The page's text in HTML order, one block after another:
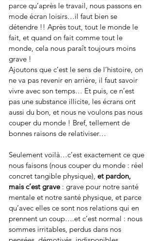
parce qu’après le travail, nous passons en
mode écran loisirs…il faut bien se
détendre !! Après tout, tout le monde le
fait, et quand on fait comme tout le
monde, cela nous paraît toujours moins
grave !
Ajoutons que c’est le sens de l’histoire, on
ne va pas revenir en arrière, il faut savoir
vivre avec son temps… Et puis, ce n’est
pas une substance illicite, les écrans ont
aussi du bon, et nous ne voulons pas nous
couper du monde ! Bref, tellement de
bonnes raisons de relativiser…
Seulement voilà…c’est exactement ce que
nous faisons (nous couper du monde : réel
concret tangible physique), et pardon,
mais c’est grave : grave pour notre santé
mentale et notre santé physique, et parce
qu’avec elles ce sont nos relations qui en
prennent un coup….et c’est normal : nous
sommes irritables, perdus dans nos